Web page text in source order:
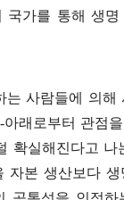
국가를 통해 생명
는 사람들에 의해
-아래로부터 관점을
확실해진다고 나
자본 생산보다 생